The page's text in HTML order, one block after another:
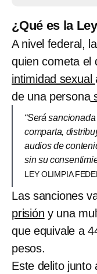
¿Qué es la
A nivel federal, la
quien cometa el
intimidad sexual
de una persona
“Será
comparta,
audios de
sin su
LEY OLIMPIA
Las sanciones
prisión y una
que equivale a
pesos.
Este delito junto